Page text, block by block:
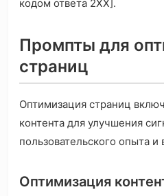
кодом ответа 2XX].
Промпты для
страниц
Оптимизация страниц
контента для улучшения
пользовательского опыта
Оптимизация